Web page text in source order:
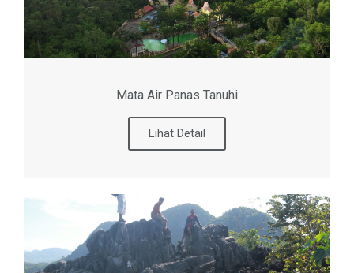
Mata Air Panas Tanuhi
Lihat Detail